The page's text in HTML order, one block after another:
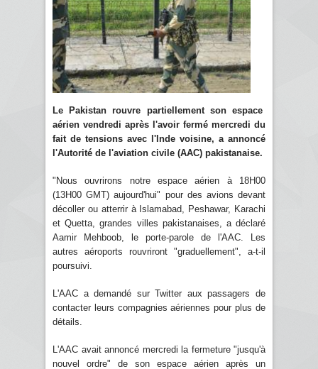
Le Pakistan rouvre partiellement son espace
aérien vendredi après l'avoir fermé mercredi du
fait de tensions avec l'Inde voisine, a annoncé
l'Autorité de l'aviation civile (AAC) pakistanaise.
"Nous ouvrirons notre espace aérien à 18H00
(13H00 GMT) aujourd'hui" pour des avions devant
décoller ou atterrir à Islamabad, Peshawar, Karachi
et Quetta, grandes villes pakistanaises, a déclaré
Aamir Mehboob, le porte-parole de l'AAC. Les
autres aéroports rouvriront "graduellement", a-t-il
poursuivi.
L'AAC a demandé sur Twitter aux passagers de
contacter leurs compagnies aériennes pour plus de
détails.
L'AAC avait annoncé mercredi la fermeture "jusqu'à
nouvel ordre" de son espace aérien après un